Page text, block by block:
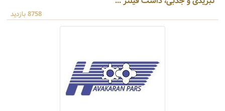
8758 بازدید